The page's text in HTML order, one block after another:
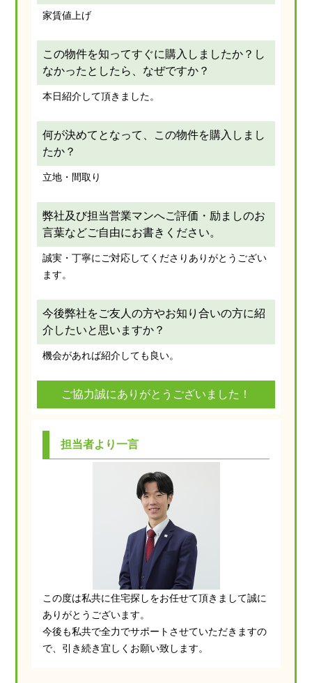
家賃値上げ
この物件を知ってすぐに購入しましたか？し
なかったとしたら、なぜですか？
本日紹介して頂きました。
何が決めてとなって、この物件を購入しまし
たか？
立地・間取り
弊社及び担当営業マンへご評価・励ましのお
言葉などご自由にお書きください。
誠実・丁寧にご対応してくださりありがとうござい
ます。
今後弊社をご友人の方やお知り合いの方に紹
介したいと思いますか？
機会があれば紹介しても良い。
ご協力誠にありがとうございました！
担当者より一言
この度は私共に住宅探しをお任せて頂きまして誠に
ありがとうございます。
今後も私共で全力でサポートさせていただきますの
で、引き続き宜しくお願い致します。